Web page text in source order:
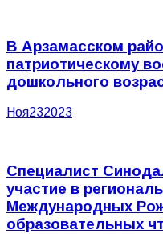
В Арзамасском
патриотическому
дошкольного
Ноя232023
Специалист
участие в
Международных
образовательных